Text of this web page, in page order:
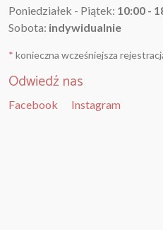
Poniedziałek - Piątek: 10:00 -
Sobota: indywidualnie
* konieczna wcześniejsza
Odwiedź nas
Facebook Instagram